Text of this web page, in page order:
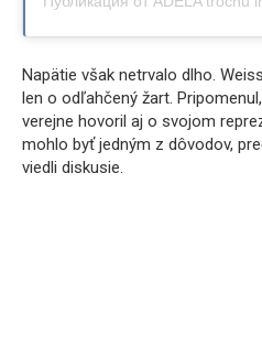
Napätie však netrvalo dlho.
len o odľahčený žart.
verejne hovoril aj o svojom
mohlo byť jedným z dôvodov,
viedli diskusie.